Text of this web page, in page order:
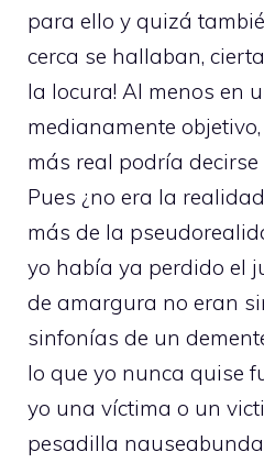
para ello y quizá
cerca se hallaban,
la locura! Al menos en
medianamente
más real podría decirse
Pues ¿no era la
más de la
yo había ya perdido el
de amargura no eran
sinfonías de un
lo que yo nunca quise
yo una víctima o un
pesadilla